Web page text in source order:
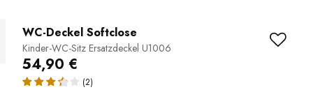
WC-Deckel Softclose
Kinder-WC-Sitz Ersatzdeckel U1006
54,90 €
(2)